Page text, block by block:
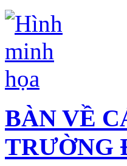
BÀN VỀ
TRƯỜNG